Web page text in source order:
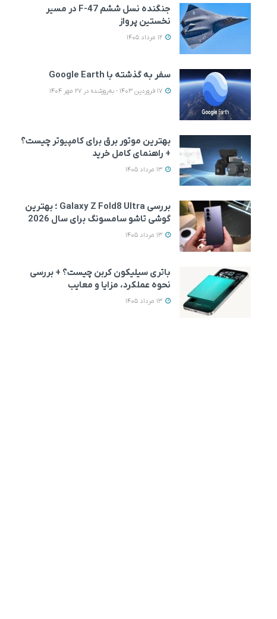
جنگنده نسل ششم F-47 در مسیر
نخستین پرواز
سفر به گذشته با Google Earth
بهترین موتور برق برای کامپیوتر چیست؟
+ راهنمای کامل خرید
بررسی Galaxy Z Fold8 Ultra ؛ بهترین
گوشی تاشو سامسونگ برای سال 2026
باتری سیلیکون کربن چیست؟ + بررسی
نحوه عملکرد، مزایا و معایب